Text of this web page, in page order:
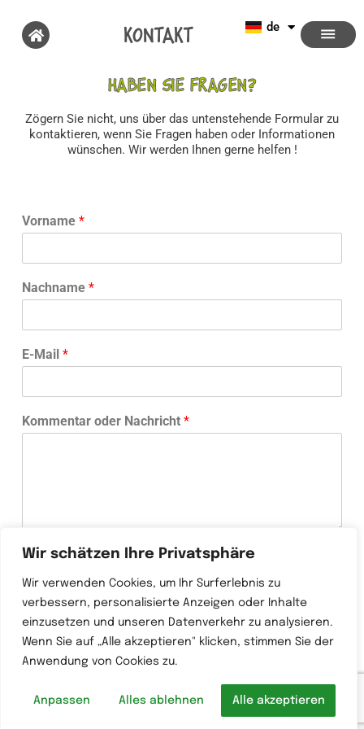
Wir schätzen Ihre Privatsphäre
Wir verwenden Cookies, um Ihr Surferlebnis zu
verbessern, personalisierte Anzeigen oder Inhalte
einzusetzen und unseren Datenverkehr zu analysieren.
Wenn Sie auf „Alle akzeptieren" klicken, stimmen Sie der
Anwendung von Cookies zu.
Anpassen Alles ablehnen Alle akzeptieren
Kontakt de
en
Haben Sie Fragen?
Zögern Sie nicht, uns über das untenstehende Formular zu
kontaktieren, wenn Sie Fragen haben oder Informationen
wünschen. Wir werden Ihnen gerne helfen !
Vorname *
Nachname *
E-Mail *
Kommentar oder Nachricht *
Senden
– Hergestellt vonAlba IT